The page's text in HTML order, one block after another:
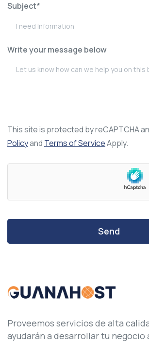
Subject*
Write your message below
This site is protected by reCAPTCHA
Policyand Terms of ServiceApply.
Proveemos servicios de alta
ayudarán a desarrollar tu negocio